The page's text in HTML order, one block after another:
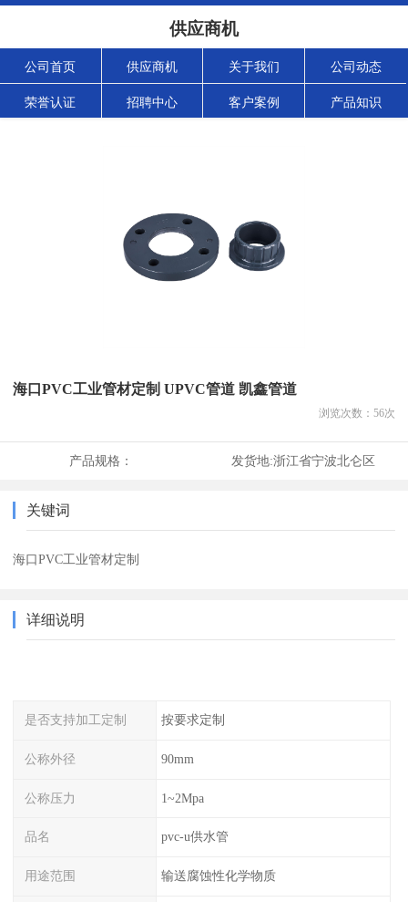
供应商机
公司首页 供应商机 关于我们 公司动态
荣誉认证 招聘中心 客户案例 产品知识
海口PVC工业管材定制 UPVC管道 凯鑫管道
浏览次数： 56次
产品规格： 发货地:浙江省宁波北仑区
关键词
海口PVC工业管材定制
详细说明
是否支持加工定制 按要求定制
公称外径 90mm
公称压力 1~2Mpa
品名 pvc-u供水管
用途范围 输送腐蚀性化学物质